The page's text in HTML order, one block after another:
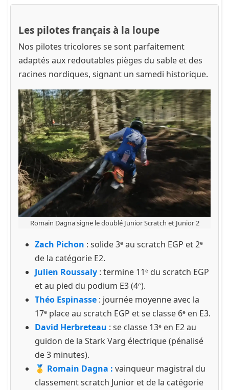
Les pilotes français à la loupe
Nos pilotes tricolores se sont parfaitement
adaptés aux redoutables pièges du sable et des
racines nordiques, signant un samedi historique.
Romain Dagna signe le doublé Junior Scratch et Junior 2
Zach Pichon : solide 3ᵉ au scratch EGP et 2ᵉ
de la catégorie E2.
Julien Roussaly : termine 11ᵉ du scratch EGP
et au pied du podium E3 (4ᵉ).
Théo Espinasse : journée moyenne avec la
17ᵉ place au scratch EGP et se classe 6ᵉ en E3.
David Herbreteau : se classe 13ᵉ en E2 au
guidon de la Stark Varg électrique (pénalisé
de 3 minutes).
🥇 Romain Dagna : vainqueur magistral du
classement scratch Junior et de la catégorie